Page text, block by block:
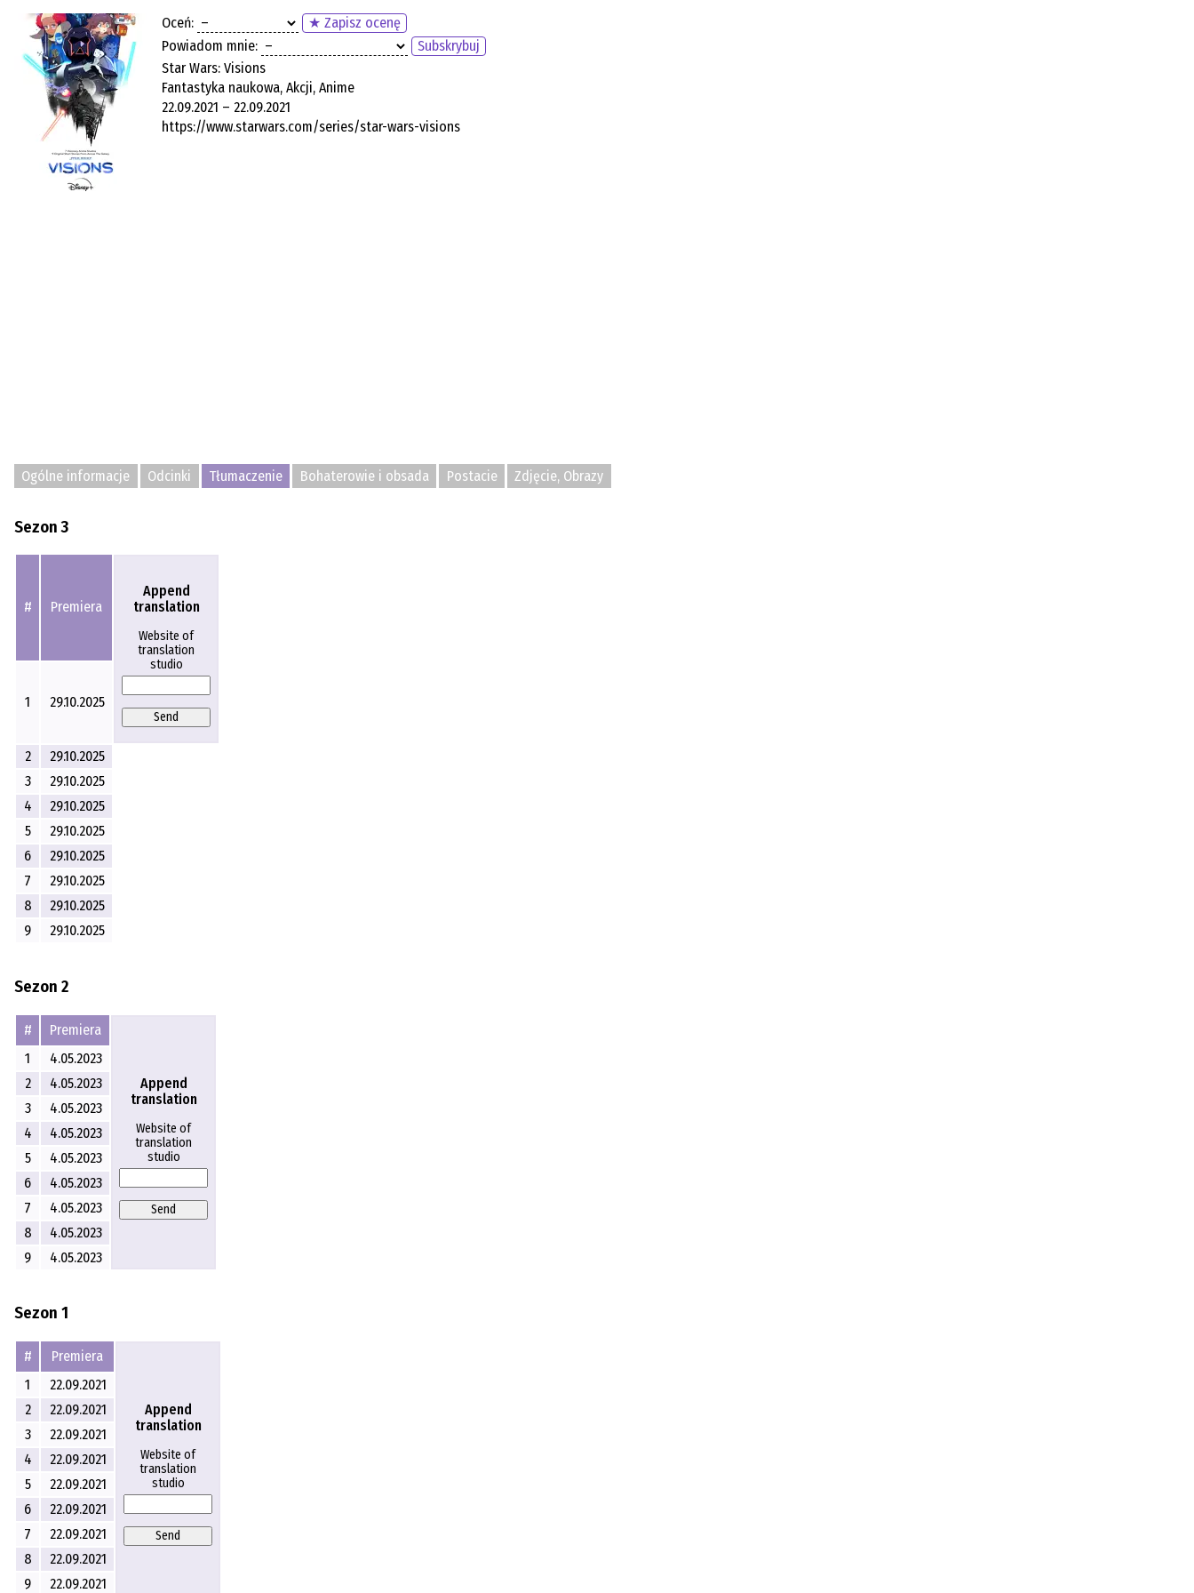
Oceń:
★ Zapisz ocenę
Powiadom mnie:
Subskrybuj
Star Wars: Visions
Fantastyka naukowa, Akcji, Anime
22.09.2021 – 22.09.2021
https://www.starwars.com/series/star-wars-visions
Ogólne informacje Odcinki Tłumaczenie Bohaterowie i obsada Postacie Zdjęcie, Obrazy
Sezon 3
# Premiera
Append
translation
Website of
translation
studio
Send
1 29.10.2025
2
29.10.2025
3
29.10.2025
4
29.10.2025
5
29.10.2025
6
29.10.2025
7
29.10.2025
8
29.10.2025
9
29.10.2025
Sezon 2
# Premiera
Append
translation
Website of
translation
studio
Send
1
4.05.2023
2
4.05.2023
3
4.05.2023
4
4.05.2023
5
4.05.2023
6
4.05.2023
7
4.05.2023
8
4.05.2023
9
4.05.2023
Sezon 1
# Premiera
Append
translation
Website of
translation
studio
Send
1
22.09.2021
2
22.09.2021
3
22.09.2021
4
22.09.2021
5
22.09.2021
6
22.09.2021
7
22.09.2021
8
22.09.2021
9
22.09.2021